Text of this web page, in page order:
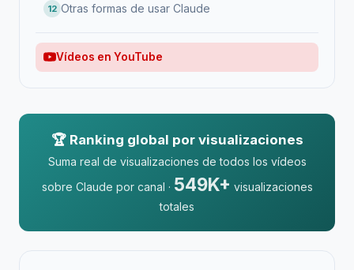
12 Otras formas de usar Claude
Vídeos en YouTube
🏆 Ranking global por visualizaciones
Suma real de visualizaciones de todos los vídeos
sobre Claude por canal · 549K+ visualizaciones
totales